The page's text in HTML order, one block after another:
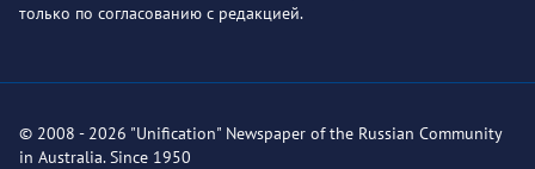
только по согласованию с редакцией.
© 2008 - 2026 "Unification" Newspaper of the Russian Community
in Australia. Since 1950